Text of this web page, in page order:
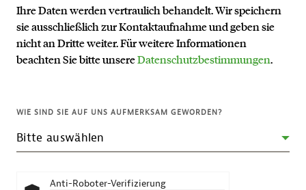
Ihre Daten werden vertraulich behandelt. Wir speichern
sie ausschließlich zur Kontaktaufnahme und geben sie
nicht an Dritte weiter. Für weitere Informationen
beachten Sie bitte unsereDatenschutzbestimmungen.
WIE SIND SIE AUF UNS AUFMERKSAM GEWORDEN?
Anti-Roboter-Verifizierung